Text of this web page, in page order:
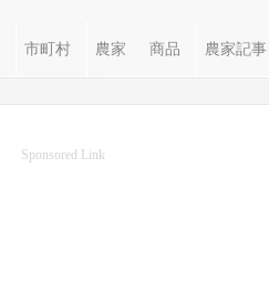
市町村 農家 商品 農家記事
Sponsored Link